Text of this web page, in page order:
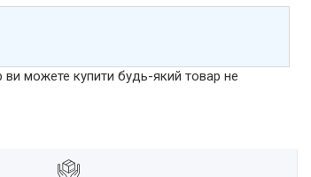
ви можете купити будь-який товар не